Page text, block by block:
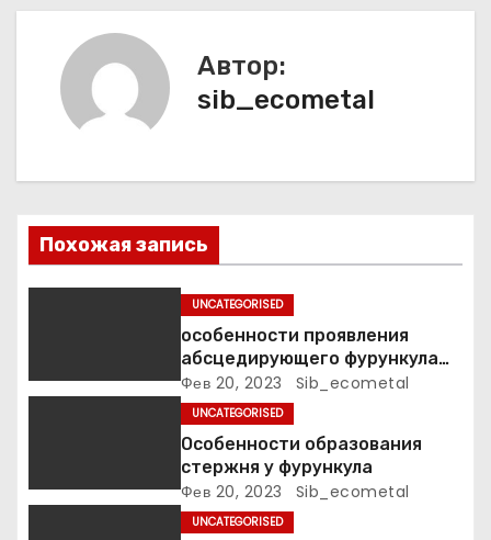
п
о
з
и
я
Автор:
sib_ecometal
Похожая запись
UNCATEGORISED
особенности проявления
абсцедирующего фурункула
код по МКБ-10
Фев 20, 2023 Sib_ecometal
UNCATEGORISED
Особенности образования
стержня у фурункула
Фев 20, 2023 Sib_ecometal
UNCATEGORISED